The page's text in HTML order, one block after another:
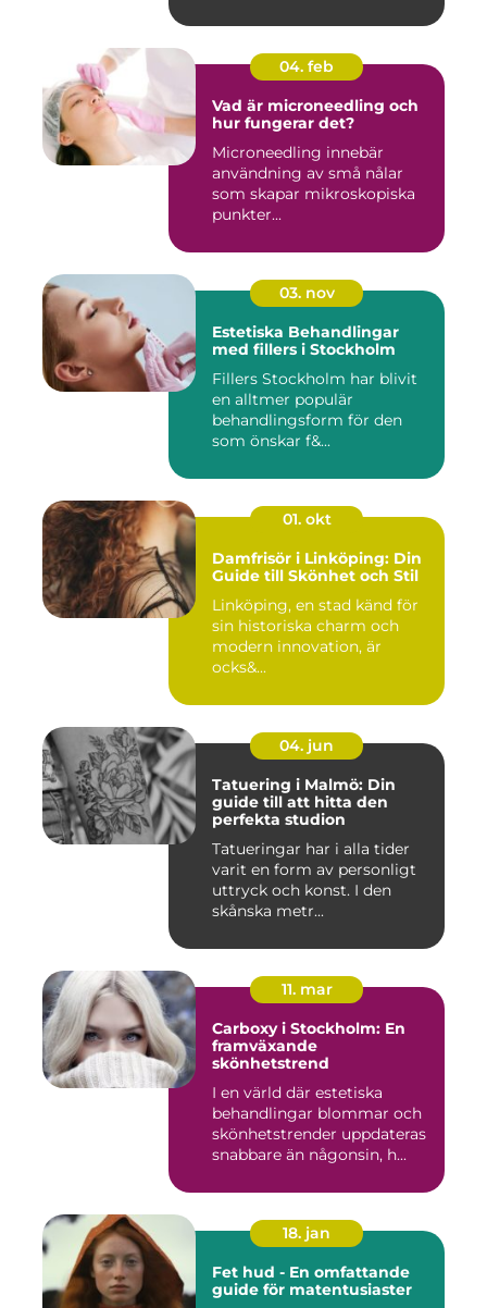
04. feb
Vad är microneedling och
hur fungerar det?
Microneedling innebär
användning av små nålar
som skapar mikroskopiska
punkter...
03. nov
Estetiska Behandlingar
med fillers i Stockholm
Fillers Stockholm har blivit
en alltmer populär
behandlingsform för den
som önskar f&...
01. okt
Damfrisör i Linköping: Din
Guide till Skönhet och Stil
Linköping, en stad känd för
sin historiska charm och
modern innovation, är
ocks&...
04. jun
Tatuering i Malmö: Din
guide till att hitta den
perfekta studion
Tatueringar har i alla tider
varit en form av personligt
uttryck och konst. I den
skånska metr...
11. mar
Carboxy i Stockholm: En
framväxande
skönhetstrend
I en värld där estetiska
behandlingar blommar och
skönhetstrender uppdateras
snabbare än någonsin, h...
18. jan
Fet hud - En omfattande
guide för matentusiaster